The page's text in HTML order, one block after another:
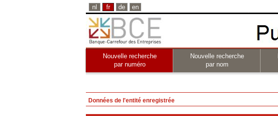
nl fr de en
Nouvelle recherche
par numéro
Nouvelle recherche
par nom
Données de l'entité enregistrée